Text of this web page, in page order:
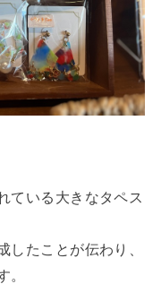
ている大きなタペス
したことが伝わり、
。